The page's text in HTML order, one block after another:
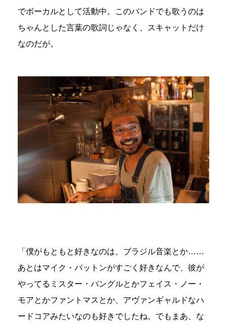
でボーカルとして活動中。このバンドでも歌うのは
ちゃんとした言葉の歌詞じゃなく、スキャットだけ
なのだが。
「僕がもともと好きなのは、ブラジル音楽とか……
あとはマイク・パットンがすごく好きなんで、彼が
やってるミスター・バングルとかフェイス・ノー・
モアとかファントマスとか、アヴァンギャルドなハ
ードコアみたいなのも好きでしたね。でもまあ、な